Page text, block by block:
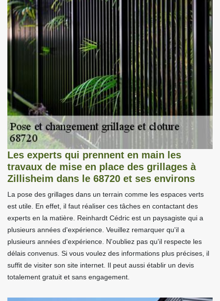
Les experts qui prennent en main les
travaux de mise en place des grillages à
Zillisheim dans le 68720 et ses environs
La pose des grillages dans un terrain comme les espaces verts
est utile. En effet, il faut réaliser ces tâches en contactant des
experts en la matière. Reinhardt Cédric est un paysagiste qui a
plusieurs années d'expérience. Veuillez remarquer qu'il a
plusieurs années d'expérience. N'oubliez pas qu'il respecte les
délais convenus. Si vous voulez des informations plus précises, il
suffit de visiter son site internet. Il peut aussi établir un devis
totalement gratuit et sans engagement.